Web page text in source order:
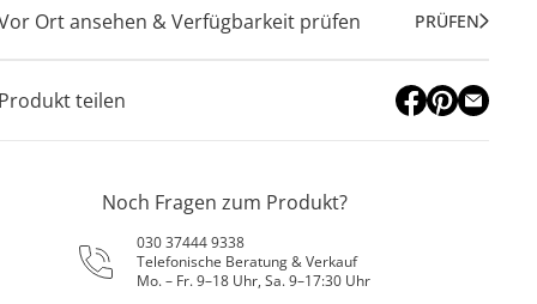
Ort ansehen & Verfügbarkeit prüfen PRÜFEN
teilen
Noch Fragen zum Produkt?
030 37444 9338
Telefonische Beratung & Verkauf
Mo. – Fr. 9–18 Uhr, Sa. 9–17:30 Uhr